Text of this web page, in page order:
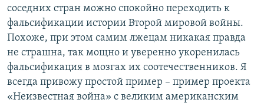
соседних стран можно спокойно переходить к
фальсификации истории Второй мировой войны.
Похоже, при этом самим лжецам никакая правда
не страшна, так мощно и уверенно укоренилась
фальсификация в мозгах их соотечественников. Я
всегда привожу простой пример – пример проекта
«Неизвестная война» с великим американским